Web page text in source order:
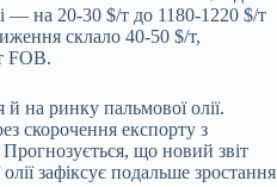
— на 20-30 $/т до 1180-1220 $/т
склало 40-50 $/т,
FOB.
й на ринку пальмової олії.
скорочення експорту з
що новий звіт
зафіксує подальше зростання